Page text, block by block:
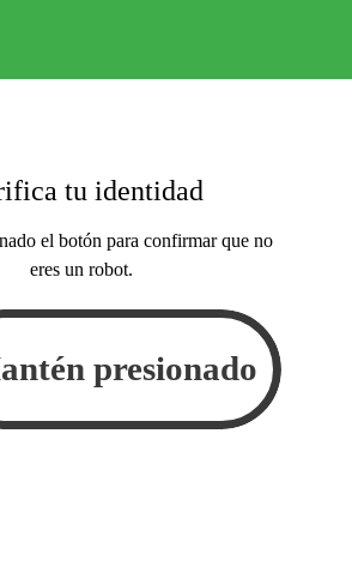
tu identidad
el botón para confirmar que no
eres un robot.